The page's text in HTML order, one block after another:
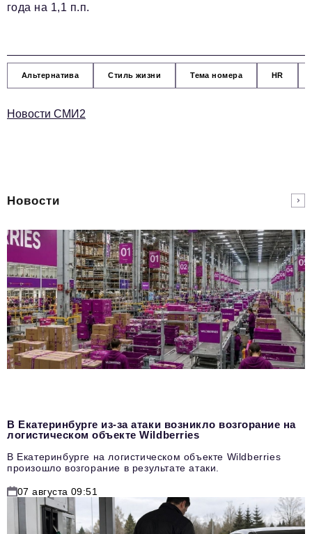
года на 1,1 п.п.
Альтернатива Стиль жизни Тема номера HR
Новости СМИ2
Новости
В Екатеринбурге из-за атаки возникло возгорание на
логистическом объекте Wildberries
В Екатеринбурге на логистическом объекте Wildberries
произошло возгорание в результате атаки.
07 августа 09:51